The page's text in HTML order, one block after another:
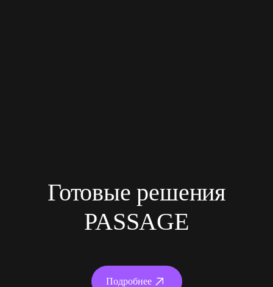
Готовые решения
PASSAGE
Подробнее